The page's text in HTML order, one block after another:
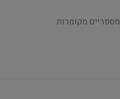
מספריים מקומרות